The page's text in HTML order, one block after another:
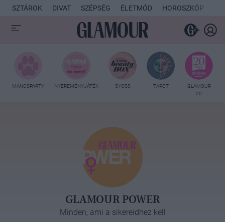
SZTÁROK DIVAT SZÉPSÉG ÉLETMÓD HOROSZKÓP
MANCSPARTY NYEREMÉNYJÁTÉK SYOSS TAROT
GLAMOUR
20
GLAMOUR POWER
Minden, ami a sikereidhez kell